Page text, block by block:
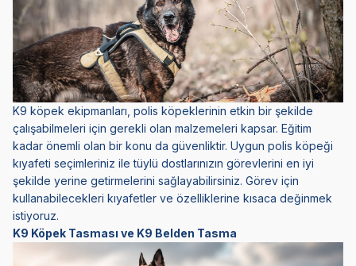
K9 köpek ekipmanları, polis köpeklerinin etkin bir şekilde
çalışabilmeleri için gerekli olan malzemeleri kapsar. Eğitim
kadar önemli olan bir konu da güvenliktir. Uygun polis köpeği
kıyafeti seçimleriniz ile tüylü dostlarınızın görevlerini en iyi
şekilde yerine getirmelerini sağlayabilirsiniz. Görev için
kullanabilecekleri kıyafetler ve özelliklerine kısaca değinmek
istiyoruz.
K9 Köpek Tasması ve K9 Belden Tasma